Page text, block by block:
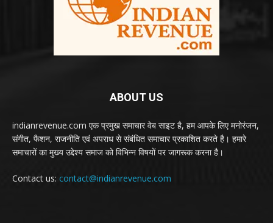
ABOUT US
indianrevenue.com एक प्रमुख समाचार वेब साइट है, हम आपके लिए मनोरंजन,
संगीत, फैशन, राजनीति एवं अपराध से संबंधित समाचार प्रकाशित करते है। हमारे
समाचारों का मुख्य उद्देश्य समाज को विभिन्न विषयों पर जागरूक करना है।
Contact us: contact@indianrevenue.com